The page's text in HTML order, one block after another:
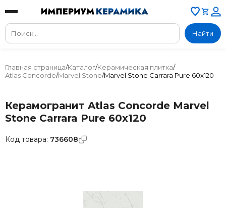
Найти
Главная страница/Каталог/Керамическая плитка/
Atlas Concorde/Marvel Stone/Marvel Stone Carrara Pure 60x120
Керамогранит Atlas Concorde Marvel
Stone Carrara Pure 60x120
Код товара: 736608